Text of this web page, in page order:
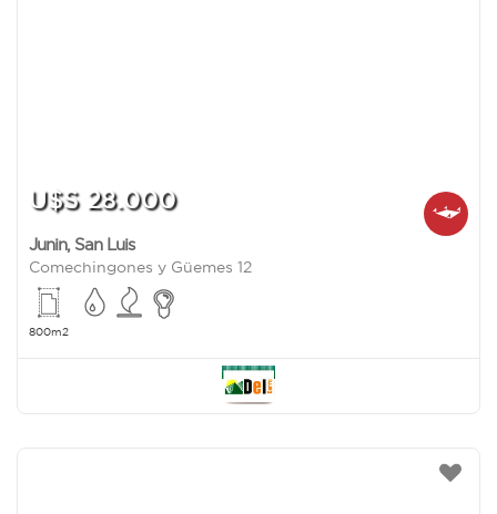
U$S 28.000
Junin, San Luis
Comechingones y Güemes 12
800m2